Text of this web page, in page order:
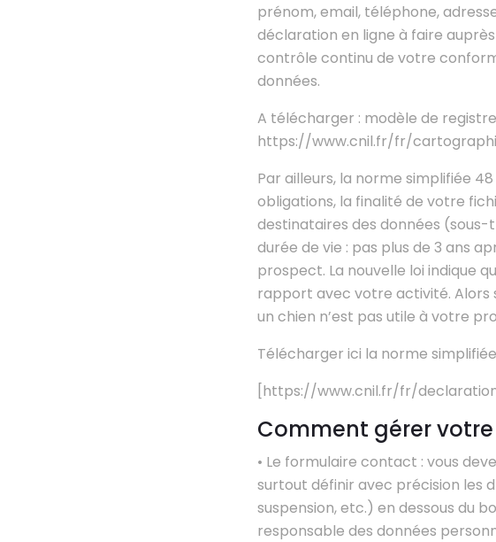
prénom, email, téléphone,
déclaration en ligne à faire
contrôle continu de votre
données.
A télécharger : modèle de
https://www.cnil.fr/fr/
Par ailleurs, la norme simplifiée
obligations, la finalité de votre
destinataires des données
durée de vie : pas plus de 3 ans
prospect. La nouvelle loi indique
rapport avec votre activité. Alors
un chien n’est pas utile à votre
Télécharger ici la norme
[https://www.cnil.fr/fr/
Comment gérer
• Le formulaire contact : vous
surtout définir avec précision les
suspension, etc.) en dessous du
responsable des données